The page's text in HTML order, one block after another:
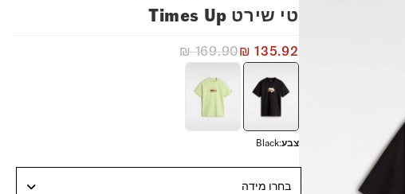
טי שירט Times Up
₪169.90₪ 135.92
צבע:
Black
בחרו מידה